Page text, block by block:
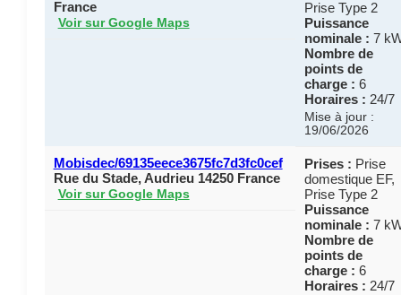
France
Voir sur Google Maps
Prise Type 2
Puissance
nominale : 7
Nombre de
points de
charge : 6
Horaires : 24/7
Mise à jour :
19/06/2026
Mobisdec/69135eece3675fc7d3fc0cef
Rue du Stade, Audrieu 14250 France
Voir sur Google Maps
Prises : Prise
domestique EF,
Prise Type 2
Puissance
nominale : 7
Nombre de
points de
charge : 6
Horaires : 24/7